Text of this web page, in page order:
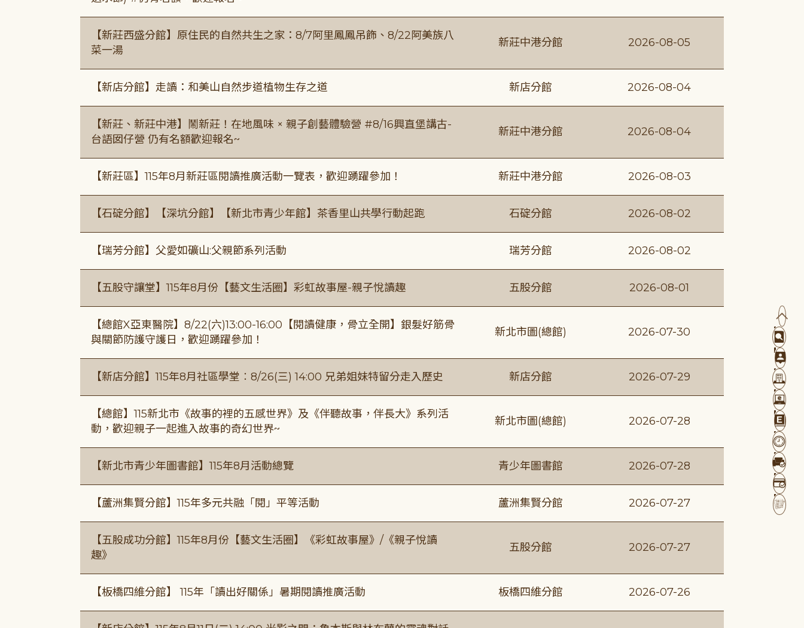
【新莊西盛分館】原住民的自然共生之家：8/7阿里鳳鳳吊飾、8/22阿美族八
菜一湯
新莊中港分館 2026-08-05
【新店分館】走讀：和美山自然步道植物生存之道 新店分館 2026-08-04
【新莊、新莊中港】鬧新莊！在地風味 × 親子創藝體驗營 #8/16興直堡講古-
台語囡仔營 仍有名額歡迎報名~
新莊中港分館 2026-08-04
【新莊區】115年8月新莊區閱讀推廣活動一覽表，歡迎踴躍參加！ 新莊中港分館 2026-08-03
【石碇分館】【深坑分館】【新北市青少年館】茶香里山共學行動起跑 石碇分館 2026-08-02
【瑞芳分館】父愛如礦山:父親節系列活動 瑞芳分館 2026-08-02
【五股守讓堂】115年8月份【藝文生活圈】彩虹故事屋-親子悅讀趣 五股分館 2026-08-01
【總館X亞東醫院】8/22(六)13:00-16:00【閱讀健康，骨立全開】銀髮好筋骨
與關節防護守護日，歡迎踴躍參加！
新北市圖(總館) 2026-07-30
【新店分館】115年8月社區學堂︰8/26(三) 14:00 兄弟姐妹特留分走入歷史 新店分館 2026-07-29
【總館】115新北市《故事的裡的五感世界》及《伴聽故事，伴長大》系列活
動，歡迎親子一起進入故事的奇幻世界~
新北市圖(總館) 2026-07-28
【新北市青少年圖書館】115年8月活動總覽 青少年圖書館 2026-07-28
【蘆洲集賢分館】115年多元共融「閱」平等活動 蘆洲集賢分館 2026-07-27
【五股成功分館】115年8月份【藝文生活圈】《彩虹故事屋》/《親子悅讀
趣》
五股分館 2026-07-27
【板橋四維分館】 115年「讀出好關係」暑期閱讀推廣活動 板橋四維分館 2026-07-26